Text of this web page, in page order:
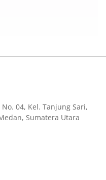
04, Kel. Tanjung Sari,
Sumatera Utara